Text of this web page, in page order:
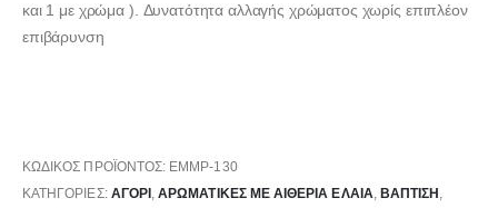
και 1 με χρώμα ). Δυνατότητα αλλαγής χρώματος χωρίς επιπλέον
επιβάρυνση
ΚΩΔΙΚΌΣ ΠΡΟΪΌΝΤΟΣ: EMMP-130
ΚΑΤΗΓΟΡΊΕΣ: ΑΓΌΡΙ ,ΑΡΩΜΑΤΙΚΈΣ ΜΕ ΑΙΘΈΡΙΑ ΈΛΑΙΑ, ΒΑΠΤΙΣΗ ,